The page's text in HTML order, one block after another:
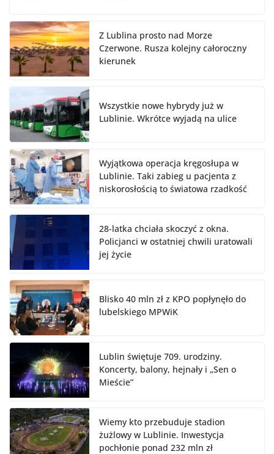
Z Lublina prosto nad Morze
Czerwone. Rusza kolejny całoroczny
kierunek
Wszystkie nowe hybrydy już w
Lublinie. Wkrótce wyjadą na ulice
Wyjątkowa operacja kręgosłupa w
Lublinie. Taki zabieg u pacjenta z
niskorosłością to światowa rzadkość
28-latka chciała skoczyć z okna.
Policjanci w ostatniej chwili uratowali
jej życie
Blisko 40 mln zł z KPO popłynęło do
lubelskiego MPWiK
Lublin świętuje 709. urodziny.
Koncerty, balony, hejnały i „Sen o
Mieście”
Wiemy kto przebuduje stadion
żużlowy w Lublinie. Inwestycja
pochłonie ponad 232 mln zł